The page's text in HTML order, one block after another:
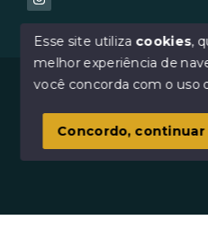
Oi
© Copyright 2026 - Avilar
SITE PARA IMOBILIARIA
Esse site utiliza cookies,
melhor experiência de
você concorda com o uso
Concordo, continuar